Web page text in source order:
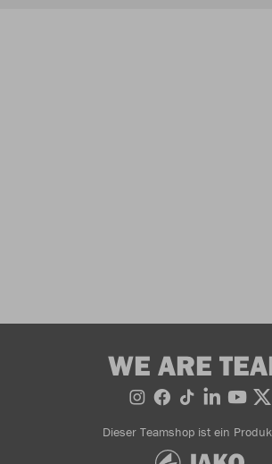
WE ARE
Dieser Teamshop ist ein